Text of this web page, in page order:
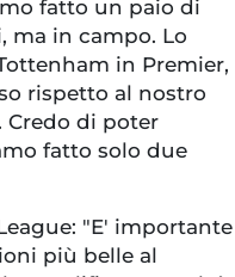
fatto un paio di
ma in campo. Lo
in Premier,
rispetto al nostro
Credo di poter
fatto solo due
"E' importante
più belle al